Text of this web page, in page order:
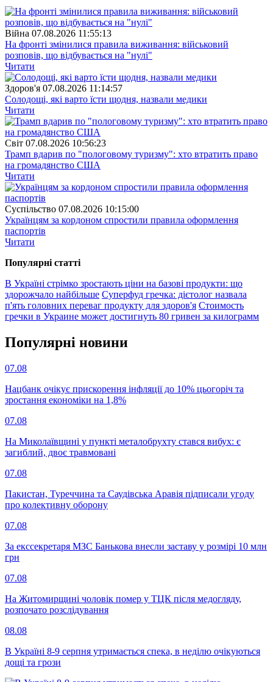
Війна 07.08.2026 11:55:13
На фронті змінилися правила виживання: військовий
розповів, що відбувається на "нулі"
Читати
Здоров'я 07.08.2026 11:14:57
Солодощі, які варто їсти щодня, назвали медики
Читати
Свiт 07.08.2026 10:56:23
Трамп вдарив по "пологовому туризму": хто втратить право
на громадянство США
Читати
Суспiльство 07.08.2026 10:15:00
Українцям за кордоном спростили правила оформлення
паспортів
Читати
Популярнi статтi
В Україні стрімко зростають ціни на базові продукти: що
здорожчало найбільше Суперфуд гречка: дієтолог назвала
п'ять головних переваг продукту для здоров'я Стоимость
гречки в Украине может достигнуть 80 гривен за килограмм
Популярнi новини
07.08
Нацбанк очікує прискорення інфляції до 10% цьогоріч та
зростання економіки на 1,8%
07.08
На Миколаївщині у пункті металобрухту стався вибух: є
загиблий, двоє травмовані
07.08
Пакистан, Туреччина та Саудівська Аравія підписали угоду
про колективну оборону
07.08
За екссекретаря МЗС Банькова внесли заставу у розмірі 10 млн
грн
07.08
На Житомирщині чоловік помер у ТЦК після медогляду,
розпочато розслідування
08.08
В Україні 8-9 серпня утримається спека, в неділю очікуються
дощі та грози